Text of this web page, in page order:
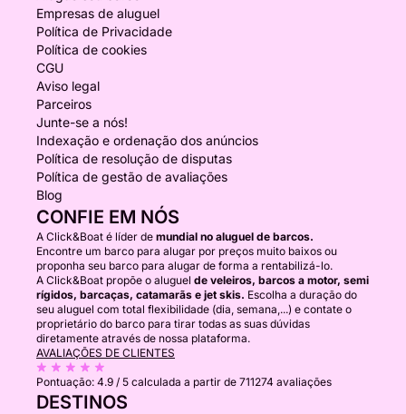
Empresas de aluguel
Política de Privacidade
Política de cookies
CGU
Aviso legal
Parceiros
Junte-se a nós!
Indexação e ordenação dos anúncios
Política de resolução de disputas
Política de gestão de avaliações
Blog
CONFIE EM NÓS
A Click&Boat é líder de mundial no aluguel de barcos.
Encontre um barco para alugar por preços muito baixos ou
proponha seu barco para alugar de forma a rentabilizá-lo.
A Click&Boat propõe o aluguel de veleiros, barcos a motor, semi
rígidos, barcaças, catamarãs e jet skis. Escolha a duração do
seu aluguel com total flexibilidade (dia, semana,...) e contate o
proprietário do barco para tirar todas as suas dúvidas
diretamente através de nossa plataforma.
AVALIAÇÕES DE CLIENTES
Pontuação: 4.9 / 5 calculada a partir de 711274 avaliações
DESTINOS